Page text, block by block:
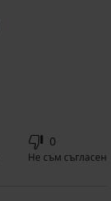
0
Не съм съгласен